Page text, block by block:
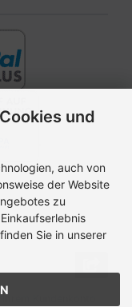
Kundenkonto
und
auch von
der Website
zu
Sie in unserer